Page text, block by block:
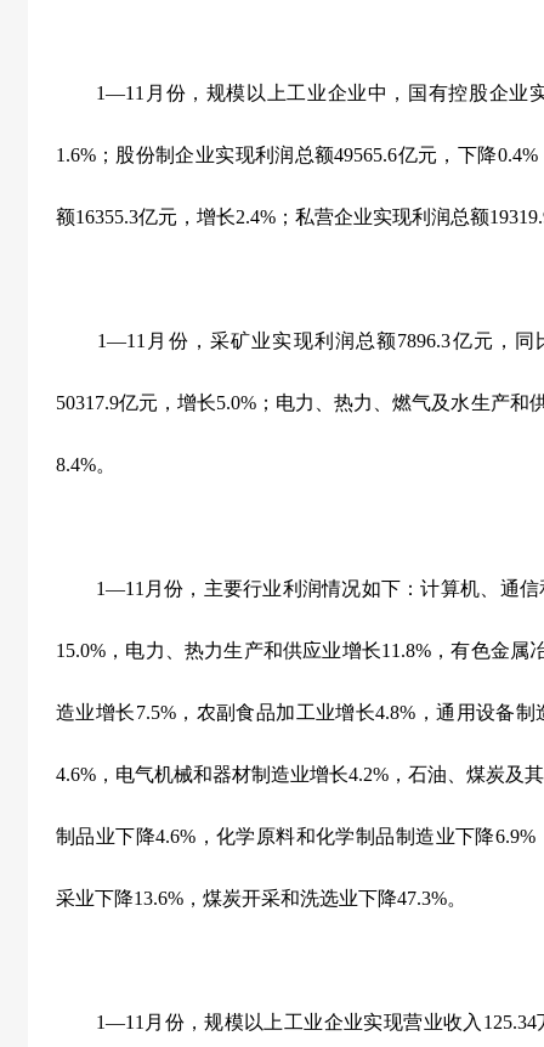
1—11 月份，规模以上工业企业中，国有控股企业
1.6% ；股份制企业实现利润总额49565.6亿元，下降0.4%
额16355.3亿元，增长2.4% ；私营企业实现利润总额
1—11 月份，采矿业实现利润总额7896.3亿元，同
50317.9亿元，增长5.0% ；电力、热力、燃气及水生产和
8.4%。
1—11 月份，主要行业利润情况如下：计算机、通
15.0% ，电力、热力生产和供应业增长11.8% ，有色金属
造业增长7.5%，农副食品加工业增长4.8% ，通用设备
4.6% ，电气机械和器材制造业增长4.2% ，石油、煤炭及
制品业下降4.6% ，化学原料和化学制品制造业下降6.9%
采业下降13.6% ，煤炭开采和洗选业下降47.3%。
1—11 月份，规模以上工业企业实现营业收入 125.34